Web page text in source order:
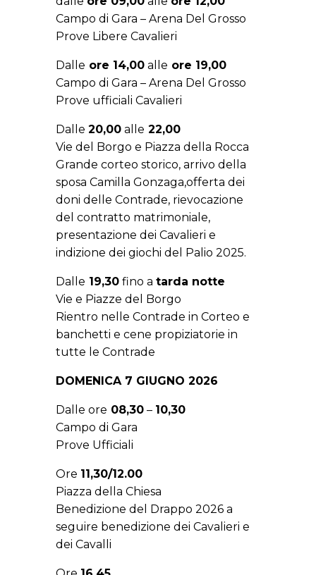
Campo di Gara – Arena Del Grosso
Prove Libere Cavalieri
Dalle ore 14,00 alle ore 19,00
Campo di Gara – Arena Del Grosso
Prove ufficiali Cavalieri
Dalle 20,00 alle 22,00
Vie del Borgo e Piazza della Rocca
Grande corteo storico, arrivo della
sposa Camilla Gonzaga,offerta dei
doni delle Contrade, rievocazione
del contratto matrimoniale,
presentazione dei Cavalieri e
indizione dei giochi del Palio 2025.
Dalle 19,30 fino a tarda notte
Vie e Piazze del Borgo
Rientro nelle Contrade in Corteo e
banchetti e cene propiziatorie in
tutte le Contrade
DOMENICA 7 GIUGNO 2026
Dalle ore 08,30 – 10,30
Campo di Gara
Prove Ufficiali
Ore 11,30/12.00
Piazza della Chiesa
Benedizione del Drappo 2026 a
seguire benedizione dei Cavalieri e
dei Cavalli